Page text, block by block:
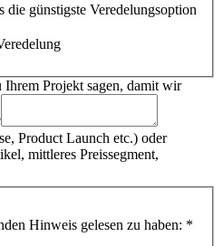
die günstigste Veredelungsoption
Projekt sagen, damit wir
Product Launch etc.) oder
mittleres Preissegment,
Hinweis gelesen zu haben: *